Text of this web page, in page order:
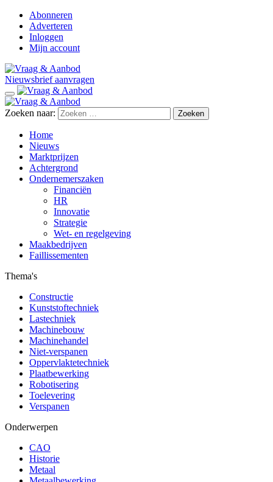
Abonneren
Adverteren
Inloggen
Mijn account
Nieuwsbrief aanvragen
Zoeken naar:
Home
Nieuws
Marktprijzen
Achtergrond
Ondernemerszaken
Financiën
HR
Innovatie
Strategie
Wet- en regelgeving
Maakbedrijven
Faillissementen
Thema's
Constructie
Kunststoftechniek
Lastechniek
Machinebouw
Machinehandel
Niet-verspanen
Oppervlaktetechniek
Plaatbewerking
Robotisering
Toelevering
Verspanen
Onderwerpen
CAO
Historie
Metaal